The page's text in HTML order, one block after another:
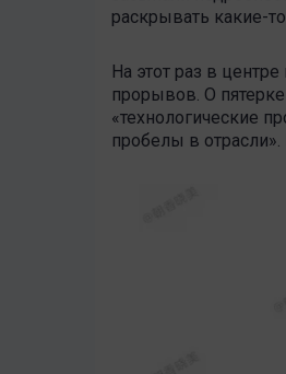
раскрывать какие-
На этот раз в
прорывов. О
«технологические
пробелы в